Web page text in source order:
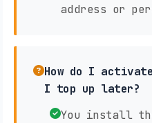
address or
How do I
I top up later?
You install